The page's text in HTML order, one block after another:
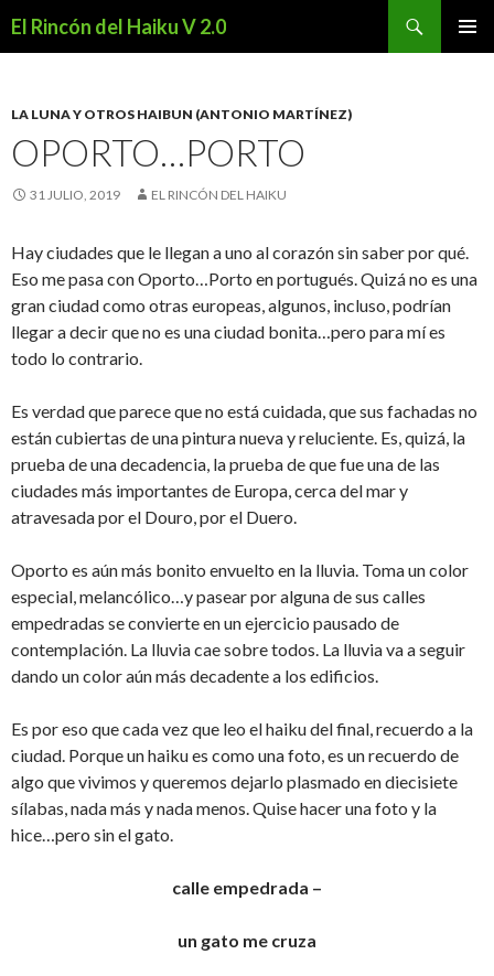
El Rincón del Haiku V 2.0
LA LUNA Y OTROS HAIBUN (ANTONIO MARTÍNEZ)
OPORTO…PORTO
31 JULIO, 2019 EL RINCÓN DEL HAIKU
Hay ciudades que le llegan a uno al corazón sin saber por qué.
Eso me pasa con Oporto…Porto en portugués. Quizá no es una
gran ciudad como otras europeas, algunos, incluso, podrían
llegar a decir que no es una ciudad bonita…pero para mí es
todo lo contrario.
Es verdad que parece que no está cuidada, que sus fachadas no
están cubiertas de una pintura nueva y reluciente. Es, quizá, la
prueba de una decadencia, la prueba de que fue una de las
ciudades más importantes de Europa, cerca del mar y
atravesada por el Douro, por el Duero.
Oporto es aún más bonito envuelto en la lluvia. Toma un color
especial, melancólico…y pasear por alguna de sus calles
empedradas se convierte en un ejercicio pausado de
contemplación. La lluvia cae sobre todos. La lluvia va a seguir
dando un color aún más decadente a los edificios.
Es por eso que cada vez que leo el haiku del final, recuerdo a la
ciudad. Porque un haiku es como una foto, es un recuerdo de
algo que vivimos y queremos dejarlo plasmado en diecisiete
sílabas, nada más y nada menos. Quise hacer una foto y la
hice…pero sin el gato.
calle empedrada –
un gato me cruza